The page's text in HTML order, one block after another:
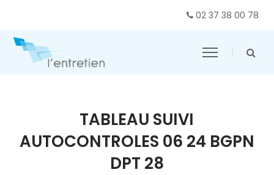
02 37 38 00 78
TABLEAU SUIVI
AUTOCONTROLES 06 24 BGPN
DPT 28